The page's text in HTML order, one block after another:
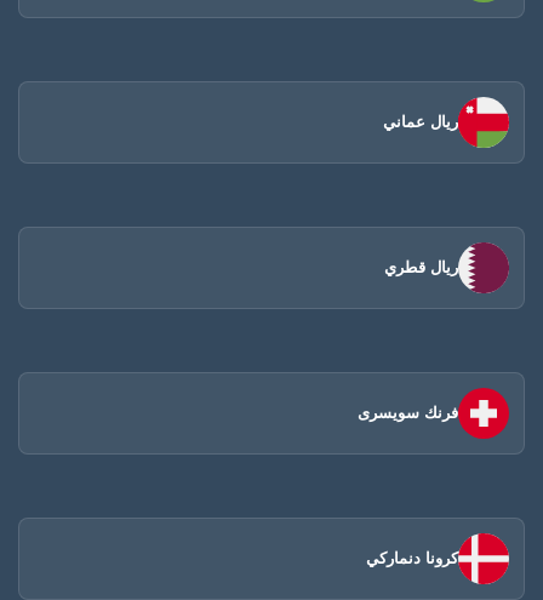
ريال عماني
ريال قطري
فرنك سويسرى
كرونا دنماركي